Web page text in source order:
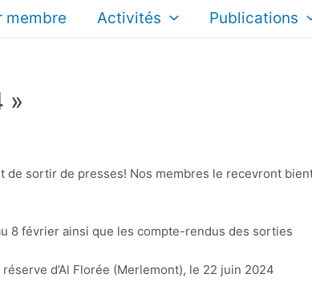
membre Activités Publications
»
de sortir de presses! Nos membres le recevront
8 février ainsi que les compte-rendus des sorties
d’Al Florée (Merlemont), le 22 juin 2024